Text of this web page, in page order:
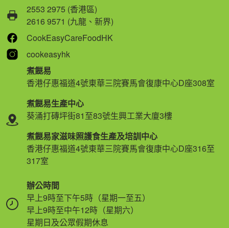
2553 2975 (香港區)
2616 9571 (九龍、新界)
CookEasyCareFoodHK
cookeasyhk
煮餸易
香港仔惠福道4號東華三院賽馬會復康中心D座308室
煮餸易生產中心
葵涌打磚坪街81至83號生興工業大廈3樓
煮餸易家滋味照護食生產及培訓中心
香港仔惠福道4號東華三院賽馬會復康中心D座316至
317室
辦公時間
早上9時至下午5時（星期一至五）
早上9時至中午12時（星期六）
星期日及公眾假期休息